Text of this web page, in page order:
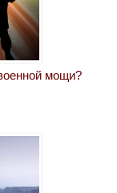
мощи?